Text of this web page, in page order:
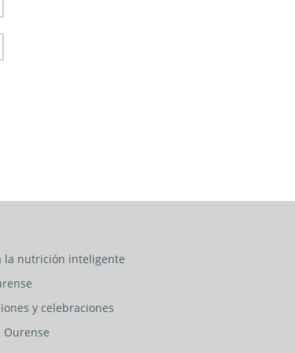
la nutrición inteligente
y celebraciones
Ourense